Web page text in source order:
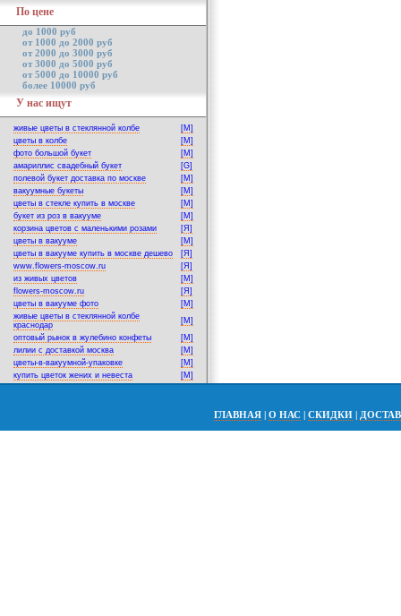
По цене
до 1000 руб
от 1000 до 2000 руб
от 2000 до 3000 руб
от 3000 до 5000 руб
от 5000 до 10000 руб
более 10000 руб
У нас ищут
живые цветы в стеклянной колбе
[M]
цветы в колбе
[M]
фото большой букет
[M]
амариллис свадебный букет
[G]
полевой букет доставка по москве
[M]
вакуумные букеты
[M]
цветы в стекле купить в москве
[M]
букет из роз в вакууме
[M]
корзина цветов с маленькими розами
[Я]
цветы в вакууме
[M]
цветы в вакууме купить в москве дешево
[Я]
www.flowers-moscow.ru
[Я]
из живых цветов
[M]
flowers-moscow.ru
[Я]
цветы в вакууме фото
[M]
живые цветы в стеклянной колбе
краснодар
[M]
оптовый рынок в жулебино конфеты
[M]
лилии с доставкой москва
[M]
цветы-в-вакуумной-упаковке
[M]
купить цветок жених и невеста
[M]
ГЛАВНАЯ | О НАС | СКИДКИ |